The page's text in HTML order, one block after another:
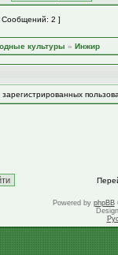
Сообщений: 2 ]
культуры » Инжир
Powered by phpBB